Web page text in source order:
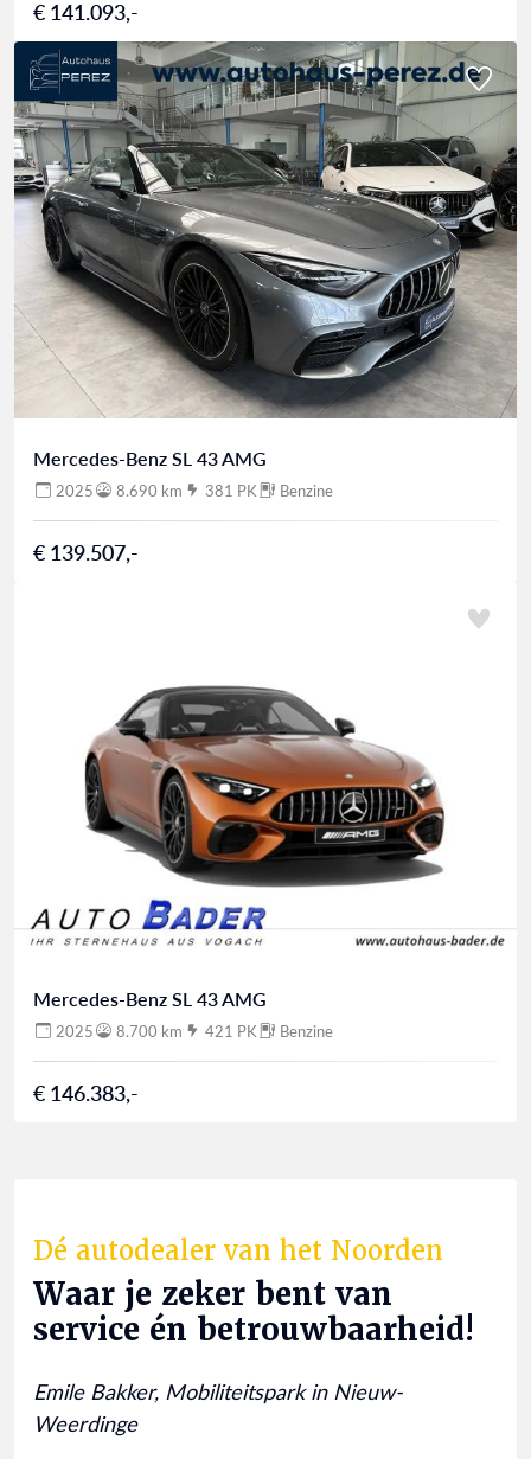
€ 141.093,-
Mercedes-Benz SL 43 AMG
2025 8.690 km 381 PK Benzine
€ 139.507,-
Mercedes-Benz SL 43 AMG
2025 8.700 km 421 PK Benzine
€ 146.383,-
Dé autodealer van het Noorden
Waar je zeker bent van
service én betrouwbaarheid!
Emile Bakker, Mobiliteitspark in Nieuw-
Weerdinge